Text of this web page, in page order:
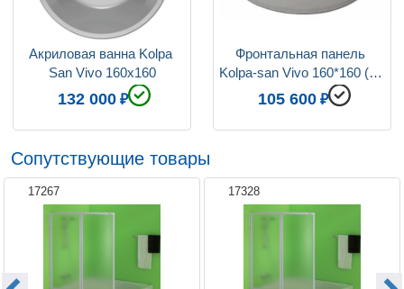
Акриловая ванна Kolpa
San Vivo 160x160
132 000
Фронтальная панель
Kolpa-san Vivo 160*160 (из
4-х частей)
105 600
Сопутствующие товары
17267 17328